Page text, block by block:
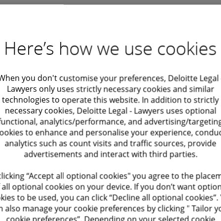
partage après le divorce, un désaccord
value sur les actions de la société d'activité
: cette plus-value relève-t-elle du patrimoine
commun ?
la decision
confirme que lorsqu’un époux crée
avec des fonds propres (ou le remploi de
professionnelles, les actions relèvent de
y compris leur plus-value. Le travail, la
de l’autre époux ne modifient pas cette
la Cour souligne que le choix d’exercer ou non
Here’s how we use cookies
you don't customise your preferences, Deloitte Legal
Lawyers only uses strictly necessary cookies and similar
technologies to operate this website. In addition to strictly
necessary cookies, Deloitte Legal - Lawyers uses optional
analytics/performance, and advertising/
to enhance and personalise your experience,
analytics such as count visits and traffic sources, provide
advertisements and interact with third parties.
“Accept all optional cookies" you agree to the
optional cookies on your device. If you don’t want
to be used, you can click “Decline all optional cookies”.
also manage your cookie preferences by clicking " Tailor